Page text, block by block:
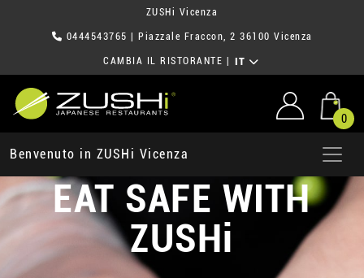
ZUSHi Vicenza
0444543765 | Piazzale Fraccon, 2 36100 Vicenza
CAMBIA IL RISTORANTE IT
0
Benvenuto in ZUSHi Vicenza
EAT SAFE WITH
ZUSHi